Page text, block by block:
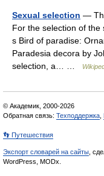
Sexual selection —
For the selection of the
s Bird of paradise:
Paradesia decora by
selection, a… …
© Академик, 2000-2026
Обратная связь: Техподдержка
👣 Путешествия
Экспорт словарей на сайты ,
WordPress, MODx.